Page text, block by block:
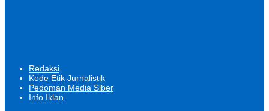
Redaksi
Kode Etik Jurnalistik
Pedoman Media Siber
Info Iklan